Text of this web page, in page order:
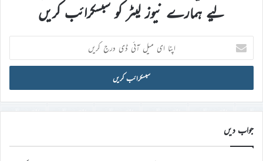
لیے ہمارے نیوز لیٹر کو سبسکرائب کریں
اپنا
ای
میل
ڈی
درج
کریں
جواب دیں